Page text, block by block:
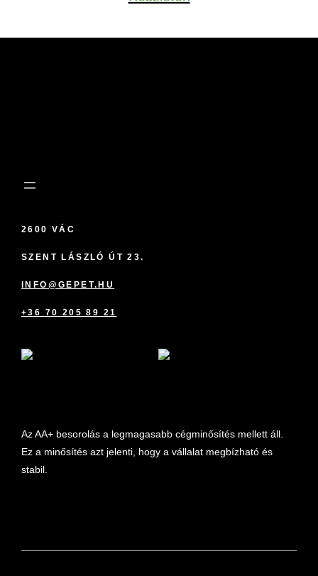
2600 VÁC
SZENT LÁSZLÓ ÚT 23.
INFO@GEPET.HU
+36 70 205 89 21
Az AA+ besorolás a legmagasabb cégminősítés mellett áll.
Ez a minősítés azt jelenti, hogy a vállalat megbízható és
stabil.